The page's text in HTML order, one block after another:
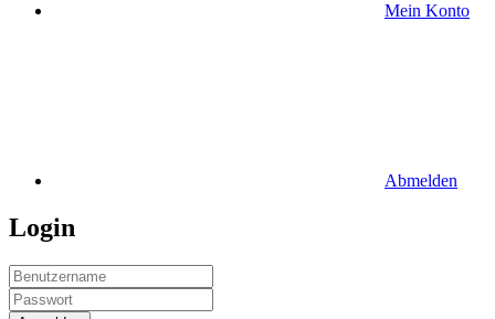
Mein Konto
Abmelden
Login